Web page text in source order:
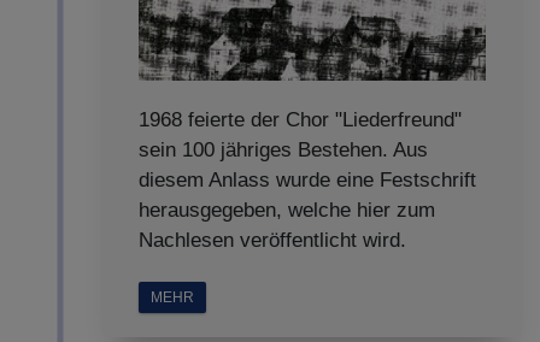
1968 feierte der Chor "Liederfreund"
sein 100 jähriges Bestehen. Aus
diesem Anlass wurde eine Festschrift
herausgegeben, welche hier zum
Nachlesen veröffentlicht wird.
MEHR